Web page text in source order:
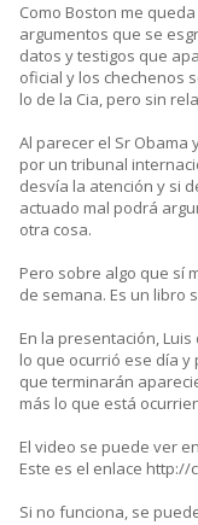
Como Boston me
argumentos que se
datos y testigos que
oficial y los chechenos
lo de la Cia, pero sin
Al parecer el Sr
por un tribunal
desvía la atención y si
actuado mal podrá
otra cosa.
Pero sobre algo que sí
de semana. Es un libro
En la presentación,
lo que ocurrió ese día
que terminarán
más lo que está
El video se puede ver
Este es el enlace
Si no funciona, se